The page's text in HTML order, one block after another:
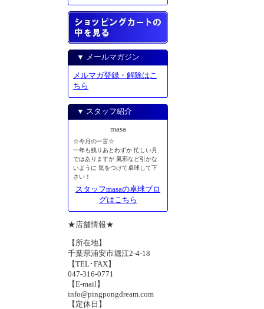
▼ メールマガジン
メルマガ登録・解除はこ
ちら
▼ スタッフ紹介
masa
☆今月の一言☆
一年も残りあとわずか 忙しい月
ではありますが 風邪など引かな
いように 気をつけて卓球して下
さい！
スタッフmasaの卓球ブロ
グはこちら
★店舗情報★
【所在地】
千葉県浦安市堀江2-4-18
【TEL･FAX】
047-316-0771
【E-mail】
info@pingpongdream.com
【定休日】